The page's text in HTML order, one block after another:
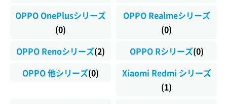
OPPO OnePlusシリーズ
(0)
OPPO Realmeシリーズ
(0)
OPPO Renoシリーズ(2) OPPO Rシリーズ(0)
OPPO 他シリーズ(0)
Xiaomi Redmi シリーズ
(1)